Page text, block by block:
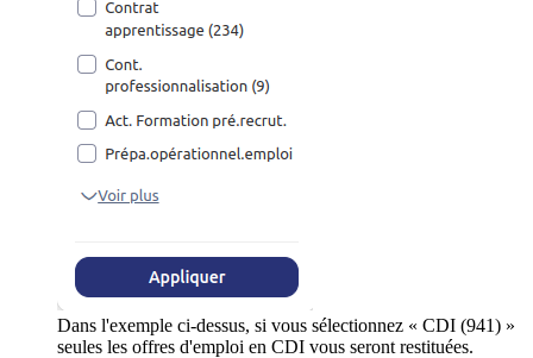
Dans l'exemple ci-dessus, si vous sélectionnez « CDI (941) »
seules les offres d'emploi en CDI vous seront restituées.